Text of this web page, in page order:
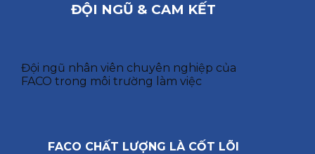
ĐỘI NGŨ & CAM KẾT
Đội ngũ nhân viên chuyên nghiệp của
FACO trong môi trường làm việc
FACO CHẤT LƯỢNG LÀ CỐT LÕI